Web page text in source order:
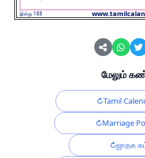
இன்று 188
மேலும்
Tamil
Marriage
ஜாதக